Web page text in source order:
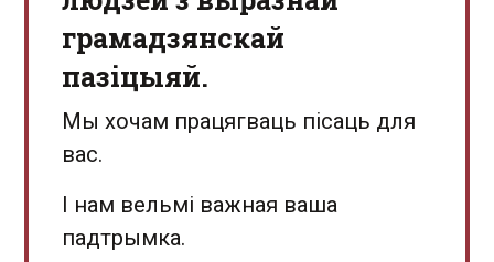
грамадзянскай
пазіцыяй.
Мы хочам працягваць пісаць для
вас.
І нам вельмі важная ваша
падтрымка.